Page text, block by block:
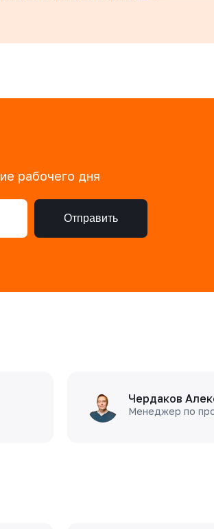
рабочего дня
Отправить
Чердаков
Менеджер по